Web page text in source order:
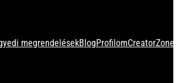
megrendelésekBlogProfilom